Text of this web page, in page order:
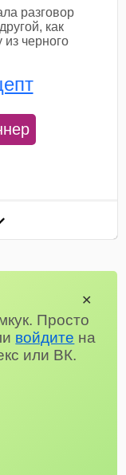
разговор
как
из черного
Просто
войдите на
или ВК.
✕